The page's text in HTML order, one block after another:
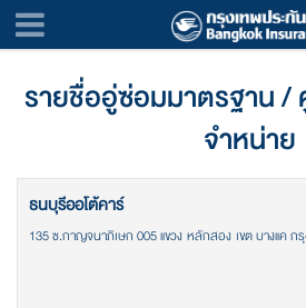
รายชื่ออู่ซ่อมมาตรฐาน /
จำหน่าย
ธนบุรีออโต้คาร์
135 ซ.กาญจนาภิเษก 005 แขวง หลักสอง เขต บางแค ก